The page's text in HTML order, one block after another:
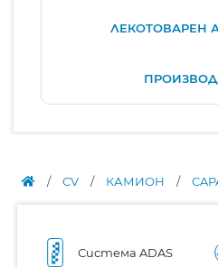
ЛЕКОТОВАРЕН
/ CV / КАМИОН /
Система ADAS